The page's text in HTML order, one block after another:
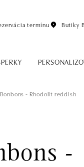
termínu Butiky
Bonbons - Rhodolit reddish
-